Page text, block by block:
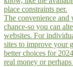
The convenience and
chance-so you can
websites. For
sites to improve your
better choices for
real money or